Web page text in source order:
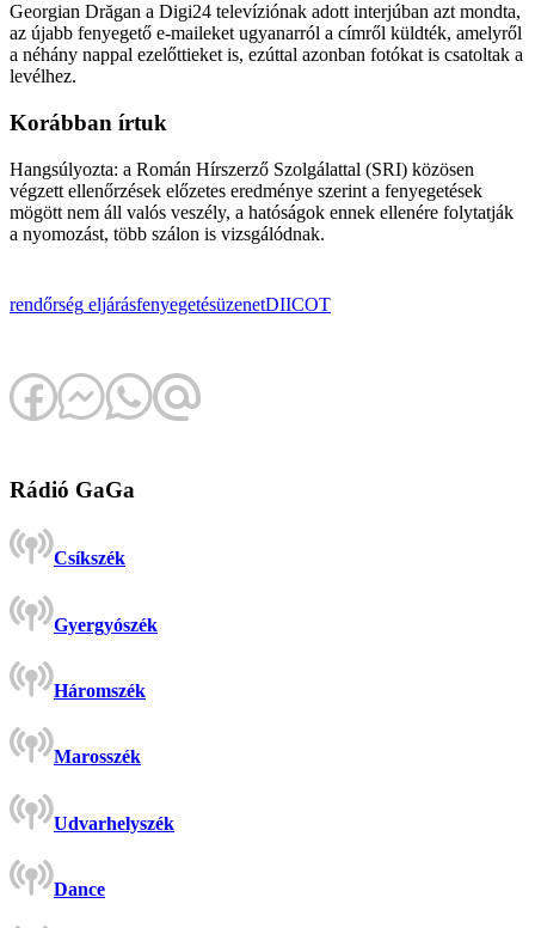
Georgian Drăgan a Digi24 televíziónak adott interjúban azt mondta,
az újabb fenyegető e-maileket ugyanarról a címről küldték, amelyről
a néhány nappal ezelőttieket is, ezúttal azonban fotókat is csatoltak a
levélhez.
Korábban írtuk
Hangsúlyozta: a Román Hírszerző Szolgálattal (SRI) közösen
végzett ellenőrzések előzetes eredménye szerint a fenyegetések
mögött nem áll valós veszély, a hatóságok ennek ellenére folytatják
a nyomozást, több szálon is vizsgálódnak.
rendőrség eljárásfenyegetésüzenetDIICOT
Rádió GaGa
Csíkszék
Gyergyószék
Háromszék
Marosszék
Udvarhelyszék
Dance